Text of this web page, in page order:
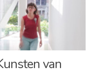
van